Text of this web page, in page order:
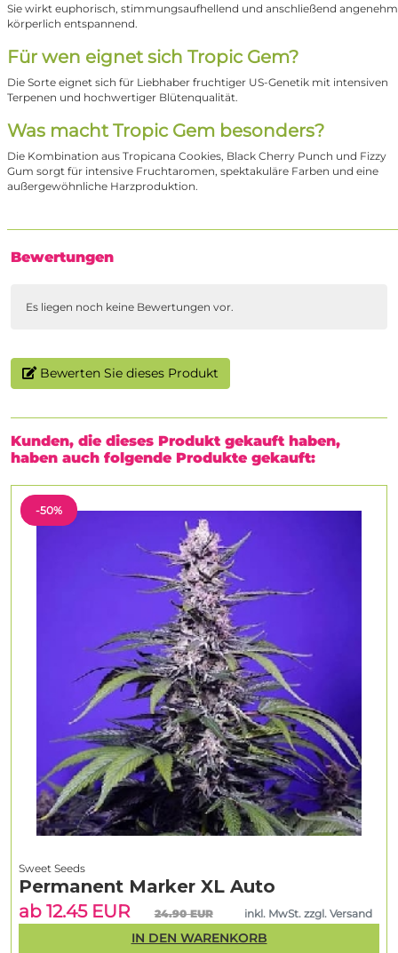
Sie wirkt euphorisch, stimmungsaufhellend und anschließend angenehm
körperlich entspannend.
Für wen eignet sich Tropic Gem?
Die Sorte eignet sich für Liebhaber fruchtiger US-Genetik mit intensiven
Terpenen und hochwertiger Blütenqualität.
Was macht Tropic Gem besonders?
Die Kombination aus Tropicana Cookies, Black Cherry Punch und Fizzy
Gum sorgt für intensive Fruchtaromen, spektakuläre Farben und eine
außergewöhnliche Harzproduktion.
Bewertungen
Es liegen noch keine Bewertungen vor.
Bewerten Sie dieses Produkt
Kunden, die dieses Produkt gekauft haben,
haben auch folgende Produkte gekauft:
-50%
Sweet Seeds
Permanent Marker XL Auto
ab 12.45 EUR
24.90 EUR inkl. MwSt. zzgl. Versand
IN DEN WARENKORB